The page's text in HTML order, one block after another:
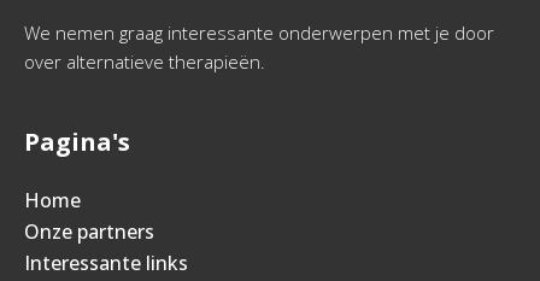
We nemen graag interessante onderwerpen met je door
over alternatieve therapieën.
Pagina's
Home
Onze partners
Interessante links